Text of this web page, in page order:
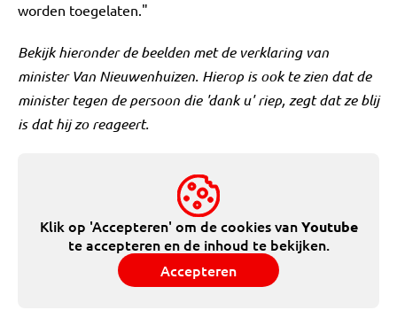
worden toegelaten."
Bekijkhieronder de beelden met de verklaring van
minister Van Nieuwenhuizen. Hierop is ook te zien dat de
minister tegen de persoon die 'dank u' riep, zegt dat ze blij
is dat hij zo reageert.
Klik op 'Accepteren' om de cookies vanYoutube
te accepteren en de inhoud te bekijken.
Accepteren